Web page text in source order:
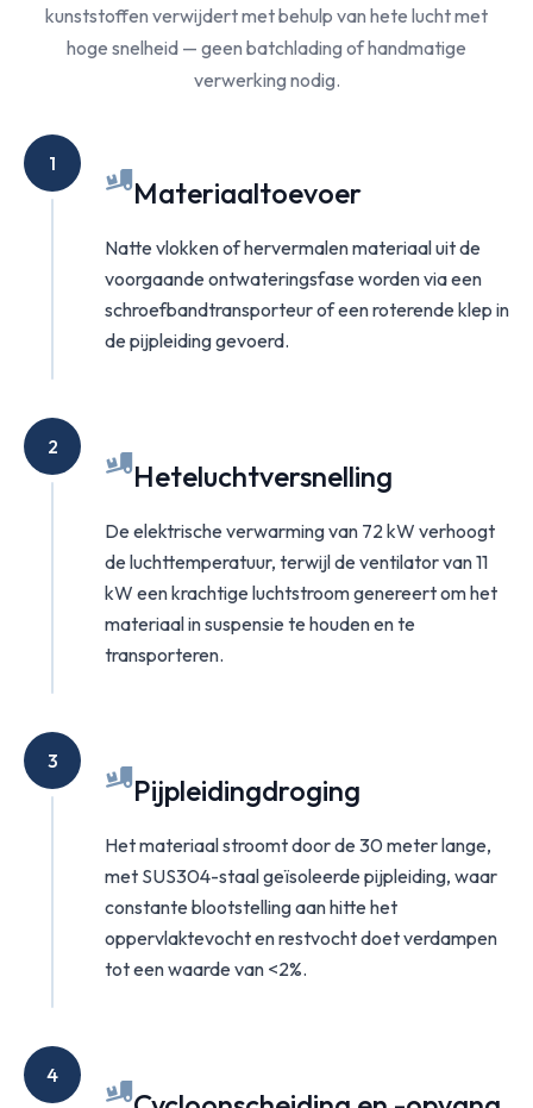
kunststoffen verwijdert met behulp van hete lucht met
hoge snelheid — geen batchlading of handmatige
verwerking nodig.
1
Materiaaltoevoer
Natte vlokken of hervermalen materiaal uit de
voorgaande ontwateringsfase worden via een
schroefbandtransporteur of een roterende klep in
de pijpleiding gevoerd.
2
Heteluchtversnelling
De elektrische verwarming van 72 kW verhoogt
de luchttemperatuur, terwijl de ventilator van 11
kW een krachtige luchtstroom genereert om het
materiaal in suspensie te houden en te
transporteren.
3
Pijpleidingdroging
Het materiaal stroomt door de 30 meter lange,
met SUS304-staal geïsoleerde pijpleiding, waar
constante blootstelling aan hitte het
oppervlaktevocht en restvocht doet verdampen
tot een waarde van <2%.
4